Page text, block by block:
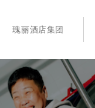
瑰丽酒店集团